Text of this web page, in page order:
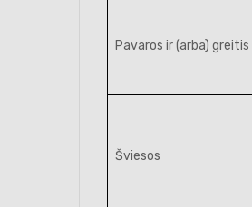
Pavaros ir (arba) greitis
Šviesos